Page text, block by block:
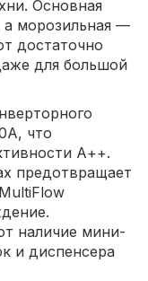
Основная
а морозильная —
достаточно
для большой
что
А++.
предотвращает
наличие мини-
и диспенсера